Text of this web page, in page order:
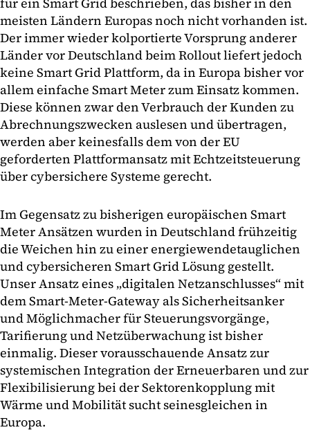
meisten Ländern Europas noch nicht vorhanden ist.
Der immer wieder kolportierte Vorsprung anderer
Länder vor Deutschland beim Rollout liefert jedoch
keine Smart Grid Plattform, da in Europa bisher vor
allem einfache Smart Meter zum Einsatz kommen.
Diese können zwar den Verbrauch der Kunden zu
Abrechnungszwecken auslesen und übertragen,
werden aber keinesfalls dem von der EU
geforderten Plattformansatz mit Echtzeitsteuerung
über cybersichere Systeme gerecht.
Im Gegensatz zu bisherigen europäischen Smart
Meter Ansätzen wurden in Deutschland frühzeitig
die Weichen hin zu einer energiewendetauglichen
und cybersicheren Smart Grid Lösung gestellt.
Unser Ansatz eines „digitalen Netzanschlusses“ mit
dem Smart-Meter-Gateway als Sicherheitsanker
und Möglichmacher für Steuerungsvorgänge,
Tarifierung und Netzüberwachung ist bisher
einmalig. Dieser vorausschauende Ansatz zur
systemischen Integration der Erneuerbaren und zur
Flexibilisierung bei der Sektorenkopplung mit
Wärme und Mobilität sucht seinesgleichen in
Europa.